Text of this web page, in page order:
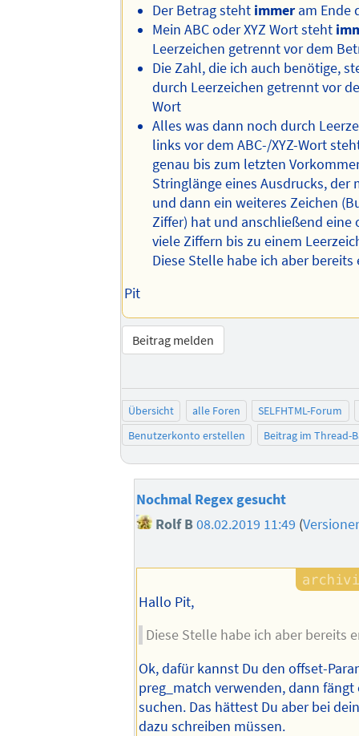
Der Betrag steht immer am Ende
Mein ABC oder XYZ Wort steht
Leerzeichen getrennt vor dem
Die Zahl, die ich auch benötige,
durch Leerzeichen getrennt vor
Wort
Alles was dann noch durch
links vor dem ABC-/XYZ-Wort
genau bis zum letzten
Stringlänge eines Ausdrucks, der
und dann ein weiteres Zeichen
Ziffer) hat und anschließend eine
viele Ziffern bis zu einem
Diese Stelle habe ich aber
Pit
Beitrag melden
Übersicht alle Foren
SELFHTML-Forum
Benutzerkonto erstellen
Beitrag im Thread-
Nochmal Regex gesucht
Rolf B08.02.2019 11:49 (
Hallo Pit,
Diese Stelle habe ich aber bereits
Ok, dafür kannst Du den offset-
preg_match verwenden, dann fängt
suchen. Das hättest Du aber bei
dazu schreiben müssen.